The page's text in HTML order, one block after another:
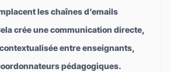
les chaînes d’emails
crée une communication directe,
entre enseignants,
pédagogiques.